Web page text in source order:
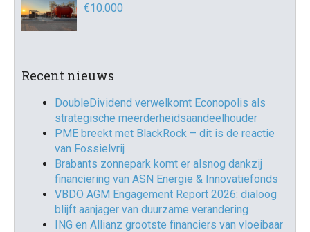
€10.000
Recent nieuws
DoubleDividend verwelkomt Econopolis als
strategische meerderheidsaandeelhouder
PME breekt met BlackRock – dit is de reactie
van Fossielvrij
Brabants zonnepark komt er alsnog dankzij
financiering van ASN Energie & Innovatiefonds
VBDO AGM Engagement Report 2026: dialoog
blijft aanjager van duurzame verandering
ING en Allianz grootste financiers van vloeibaar